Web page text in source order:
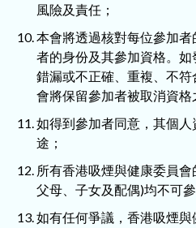
風險及責任；
本會將透過核對每位參加
者的身份及其參加資格。
錯漏或不正確、重複、不
會將保留參加者被取消資格
如得到參加者同意，其個
途；
所有香港吸煙與健康委員
父母、子女及配偶)均不可
如有任何爭議，香港吸煙